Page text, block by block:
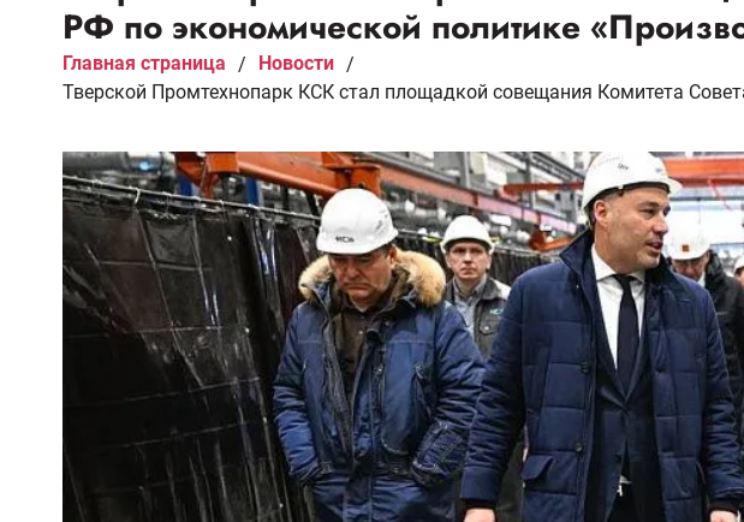
РФ по экономической политике
Главная страница / Новости /
Тверской Промтехнопарк КСК стал площадкой совещания Комитета